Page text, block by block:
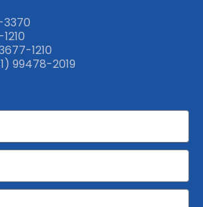
3370
1210
99478-2019